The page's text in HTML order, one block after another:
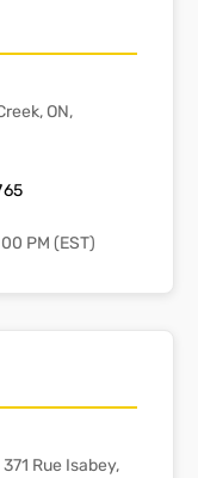
ON,
PM (EST)
Rue Isabey,